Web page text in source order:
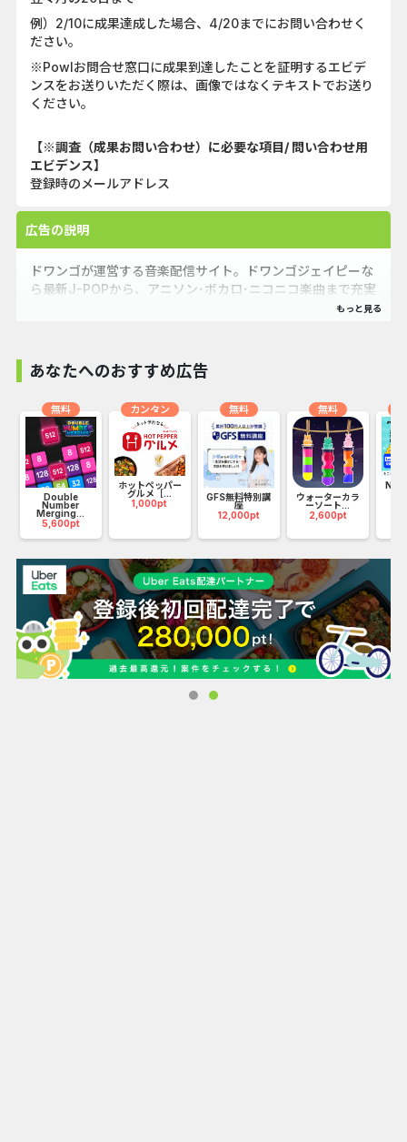
例）2/10に成果達成した場合、4/20までにお問い合わせく
ださい。
※Powlお問合せ窓口に成果到達したことを証明するエビデ
ンスをお送りいただく際は、画像ではなくテキストでお送り
ください。
【※調査（成果お問い合わせ）に必要な項目/ 問い合わせ用
エビデンス】
登録時のメールアドレス
広告の説明
ドワンゴが運営する音楽配信サイト。ドワンゴジェイピーな
ら最新J-POPから、アニソン･ボカロ･ニコニコ楽曲まで充実
のラインナップ♪声優が朗読したオーディオブックやASMR
あなたへのおすすめ広告
Double
Number
Merging...
5,600pt
無料
ホットペッパー
グルメ［...
1,000pt
カンタン
GFS無料特別講
座
12,000pt
無料
ウォーターカラ
ーソート...
2,600pt
無料